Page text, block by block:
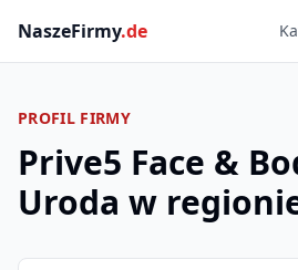
NaszeFirmy.de
PROFIL FIRMY
Prive5 Face &
Uroda w